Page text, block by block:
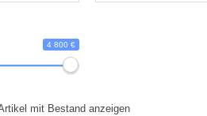
4 800 €
mit Bestand anzeigen